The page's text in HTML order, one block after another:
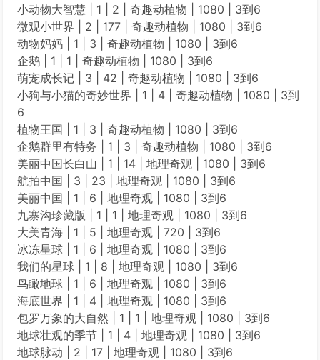
小动物大智慧 | 1 | 2 | 奇趣动植物 | 1080 | 3到6
微观小世界 | 2 | 177 | 奇趣动植物 | 1080 | 3到6
动物妈妈 | 1 | 3 | 奇趣动植物 | 1080 | 3到6
企鹅 | 1 | 1 | 奇趣动植物 | 1080 | 3到6
萌宠成长记 | 3 | 42 | 奇趣动植物 | 1080 | 3到6
小狗与小猫的奇妙世界 | 1 | 4 | 奇趣动植物 | 1080 | 3到
6
植物王国 | 1 | 3 | 奇趣动植物 | 1080 | 3到6
企鹅群里有特务 | 1 | 3 | 奇趣动植物 | 1080 | 3到6
美丽中国长白山 | 1 | 14 | 地理奇观 | 1080 | 3到6
航拍中国 | 3 | 23 | 地理奇观 | 1080 | 3到6
美丽中国 | 1 | 6 | 地理奇观 | 1080 | 3到6
九寨沟珍藏版 | 1 | 1 | 地理奇观 | 1080 | 3到6
大美青海 | 1 | 5 | 地理奇观 | 720 | 3到6
冰冻星球 | 1 | 6 | 地理奇观 | 1080 | 3到6
我们的星球 | 1 | 8 | 地理奇观 | 1080 | 3到6
鸟瞰地球 | 1 | 6 | 地理奇观 | 1080 | 3到6
海底世界 | 1 | 4 | 地理奇观 | 1080 | 3到6
包罗万象的大自然 | 1 | 1 | 地理奇观 | 1080 | 3到6
地球壮观的季节 | 1 | 4 | 地理奇观 | 1080 | 3到6
地球脉动 | 2 | 17 | 地理奇观 | 1080 | 3到6